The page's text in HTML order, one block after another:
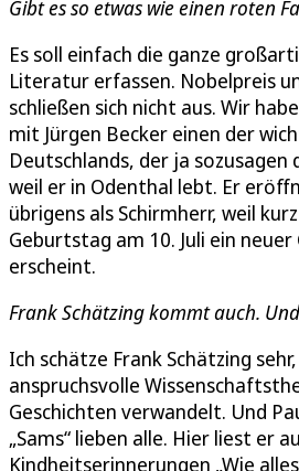
Gibt es so etwas wie einen roten
Es soll einfach die ganze
Literatur erfassen. Nobelpreis
schließen sich nicht aus. Wir
mit Jürgen Becker einen der
Deutschlands, der ja sozusagen
weil er in Odenthal lebt. Er
übrigens als Schirmherr, weil
Geburtstag am 10. Juli ein
erscheint.
Frank Schätzing kommt auch.
Ich schätze Frank Schätzing
anspruchsvolle
Geschichten verwandelt. Und
„Sams“ lieben alle. Hier liest er
Kindheitserinnerungen „Wie